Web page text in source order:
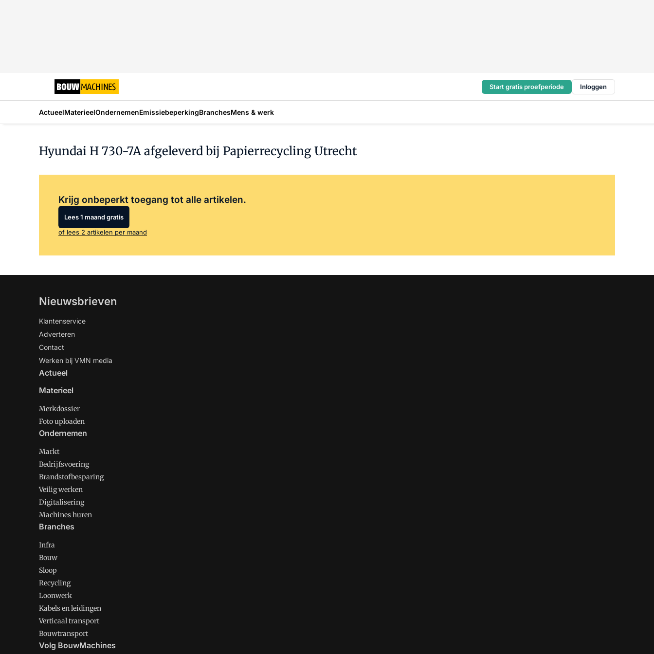
Start gratis proefperiode Inloggen
ActueelMaterieelOndernemenEmissiebeperkingBranchesMens & werk
Hyundai H 730-7A afgeleverd bij Papierrecycling Utrecht
Krijg onbeperkt toegang tot alle artikelen.
Lees 1 maand gratis
of lees 2 artikelen per maand
Nieuwsbrieven
Klantenservice
Adverteren
Contact
Werken bij VMN media
Actueel
Materieel
Merkdossier
Foto uploaden
Ondernemen
Markt
Bedrijfsvoering
Brandstofbesparing
Veilig werken
Digitalisering
Machines huren
Branches
Infra
Bouw
Sloop
Recycling
Loonwerk
Kabels en leidingen
Verticaal transport
Bouwtransport
Volg BouwMachines